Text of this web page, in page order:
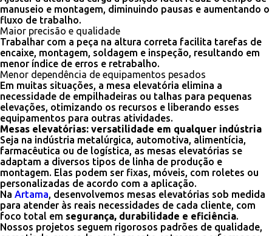
manuseio e montagem, diminuindo pausas e aumentando o
fluxo de trabalho.
Maior precisão e qualidade
Trabalhar com a peça na altura correta facilita tarefas de
encaixe, montagem, soldagem e inspeção, resultando em
menor índice de erros e retrabalho.
Menor dependência de equipamentos pesados
Em muitas situações, a mesa elevatória elimina a
necessidade de empilhadeiras ou talhas para pequenas
elevações, otimizando os recursos e liberando esses
equipamentos para outras atividades.
Mesas elevatórias: versatilidade em qualquer indústria
Seja na indústria metalúrgica, automotiva, alimentícia,
farmacêutica ou de logística, as mesas elevatórias se
adaptam a diversos tipos de linha de produção e
montagem. Elas podem ser fixas, móveis, com roletes ou
personalizadas de acordo com a aplicação.
Na Artama, desenvolvemos mesas elevatórias sob medida
para atender às reais necessidades de cada cliente, com
foco total em segurança, durabilidade e eficiência.
Nossos projetos seguem rigorosos padrões de qualidade,